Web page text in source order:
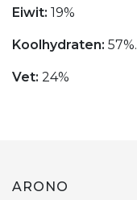
Eiwit: 19%
Koolhydraten: 57%.
Vet: 24%
ARONO